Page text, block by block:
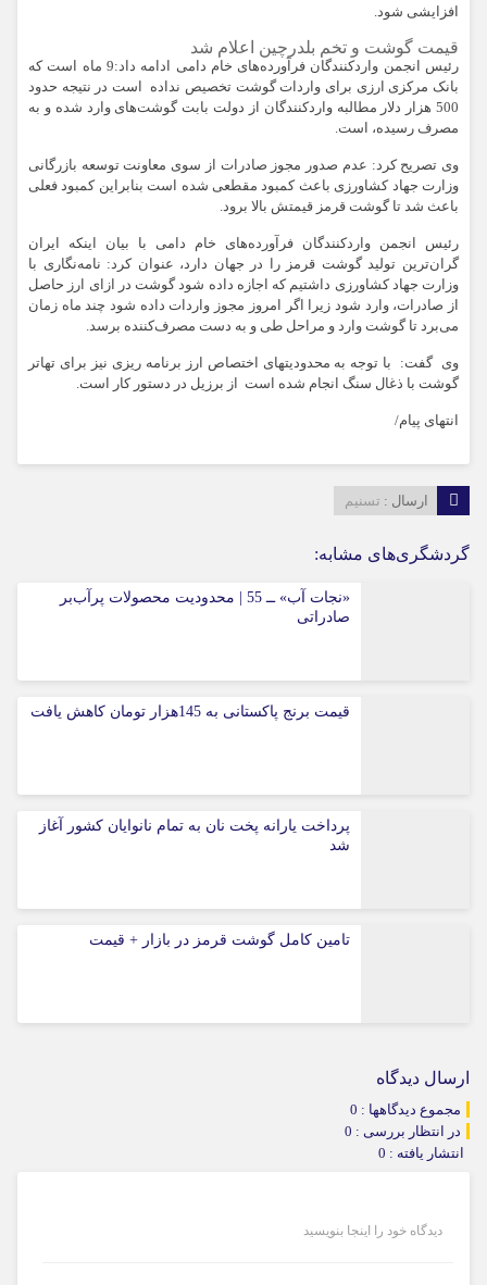
افزایشی شود.
قیمت گوشت و تخم بلدرچین اعلام شد
رئیس انجمن واردکنندگان فرآورده‌های خام دامی ادامه داد:9 ماه است که
بانک مرکزی ارزی برای واردات گوشت تخصیص نداده است در نتیجه حدود
500 هزار دلار مطالبه واردکنندگان از دولت بابت گوشت‌های وارد شده و به
مصرف رسیده، است.
وی تصریح کرد: عدم صدور مجوز صادرات از سوی معاونت توسعه بازرگانی
وزارت جهاد کشاورزی باعث کمبود مقطعی شده است بنابراین کمبود فعلی
باعث شد تا گوشت قرمز قیمتش بالا برود.
رئیس انجمن واردکنندگان فرآورده‌های خام دامی با بیان اینکه ایران
گران‌ترین تولید گوشت قرمز را در جهان دارد، عنوان کرد: نامه‌نگاری با
وزارت جهاد کشاورزی داشتیم که اجازه داده شود گوشت در ازای ارز حاصل
از صادرات، وارد شود زیرا اگر امروز مجوز واردات داده شود چند ماه زمان
می‌برد تا گوشت وارد و مراحل طی و به دست مصرف‌کننده برسد.
وی گفت: با توجه به محدودیتهای اختصاص ارز برنامه ریزی نیز برای تهاتر
گوشت با ذغال سنگ انجام شده است از برزیل در دستور کار است.
انتهای پیام/
ارسال : تسنیم
گردشگری‌های مشابه:
«نجات آب» ــ 55 | محدودیت محصولات پرآب‌بر
صادراتی
قیمت برنج پاکستانی به 145هزار تومان کاهش یافت
پرداخت یارانه پخت نان به تمام نانوایان کشور آغاز
شد
تامین کامل گوشت قرمز در بازار + قیمت
ارسال دیدگاه
مجموع دیدگاهها : 0
در انتظار بررسی : 0
انتشار یافته : 0
دیدگاه خود را اینجا بنویسید